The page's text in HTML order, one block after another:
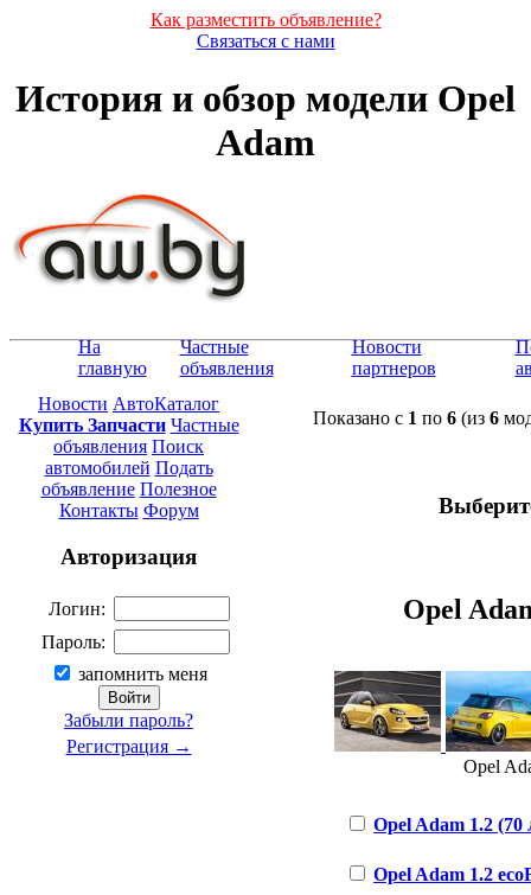
Как разместить объявление?
Связаться с нами
История и обзор модели Opel
Adam
На
главную
Частные
объявления
Новости
партнеров
Новости АвтоКаталог
Купить Запчасти Частные
объявления Поиск
автомобилей Подать
объявление Полезное
Контакты Форум
Авторизация
Логин:
Пароль:
запомнить меня
Забыли пароль?
Регистрация →
Показано с 1 по 6(из 6
Opel
Opel
Opel Adam 1.2 (70
Opel Adam 1.2